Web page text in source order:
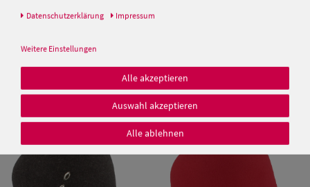
Damen Caps
Damen
Meisteratelier Breiter München
99,95 €
99,95 €
Daten­schutz­erklärung Impressum
Weitere Einstellungen
Alle akzeptieren
Auswahl akzeptieren
Alle ablehnen